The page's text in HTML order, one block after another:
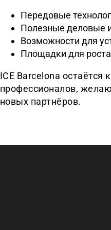
Передовые
Полезные деловые
Возможности для
Площадки для
ICE Barcelona
профессионалов,
новых партнёров.